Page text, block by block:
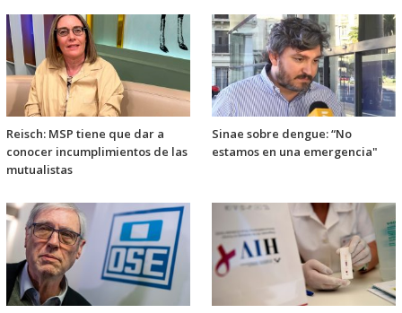
Reisch: MSP tiene que dar a
conocer incumplimientos de las
mutualistas
Sinae sobre dengue: “No
estamos en una emergencia"